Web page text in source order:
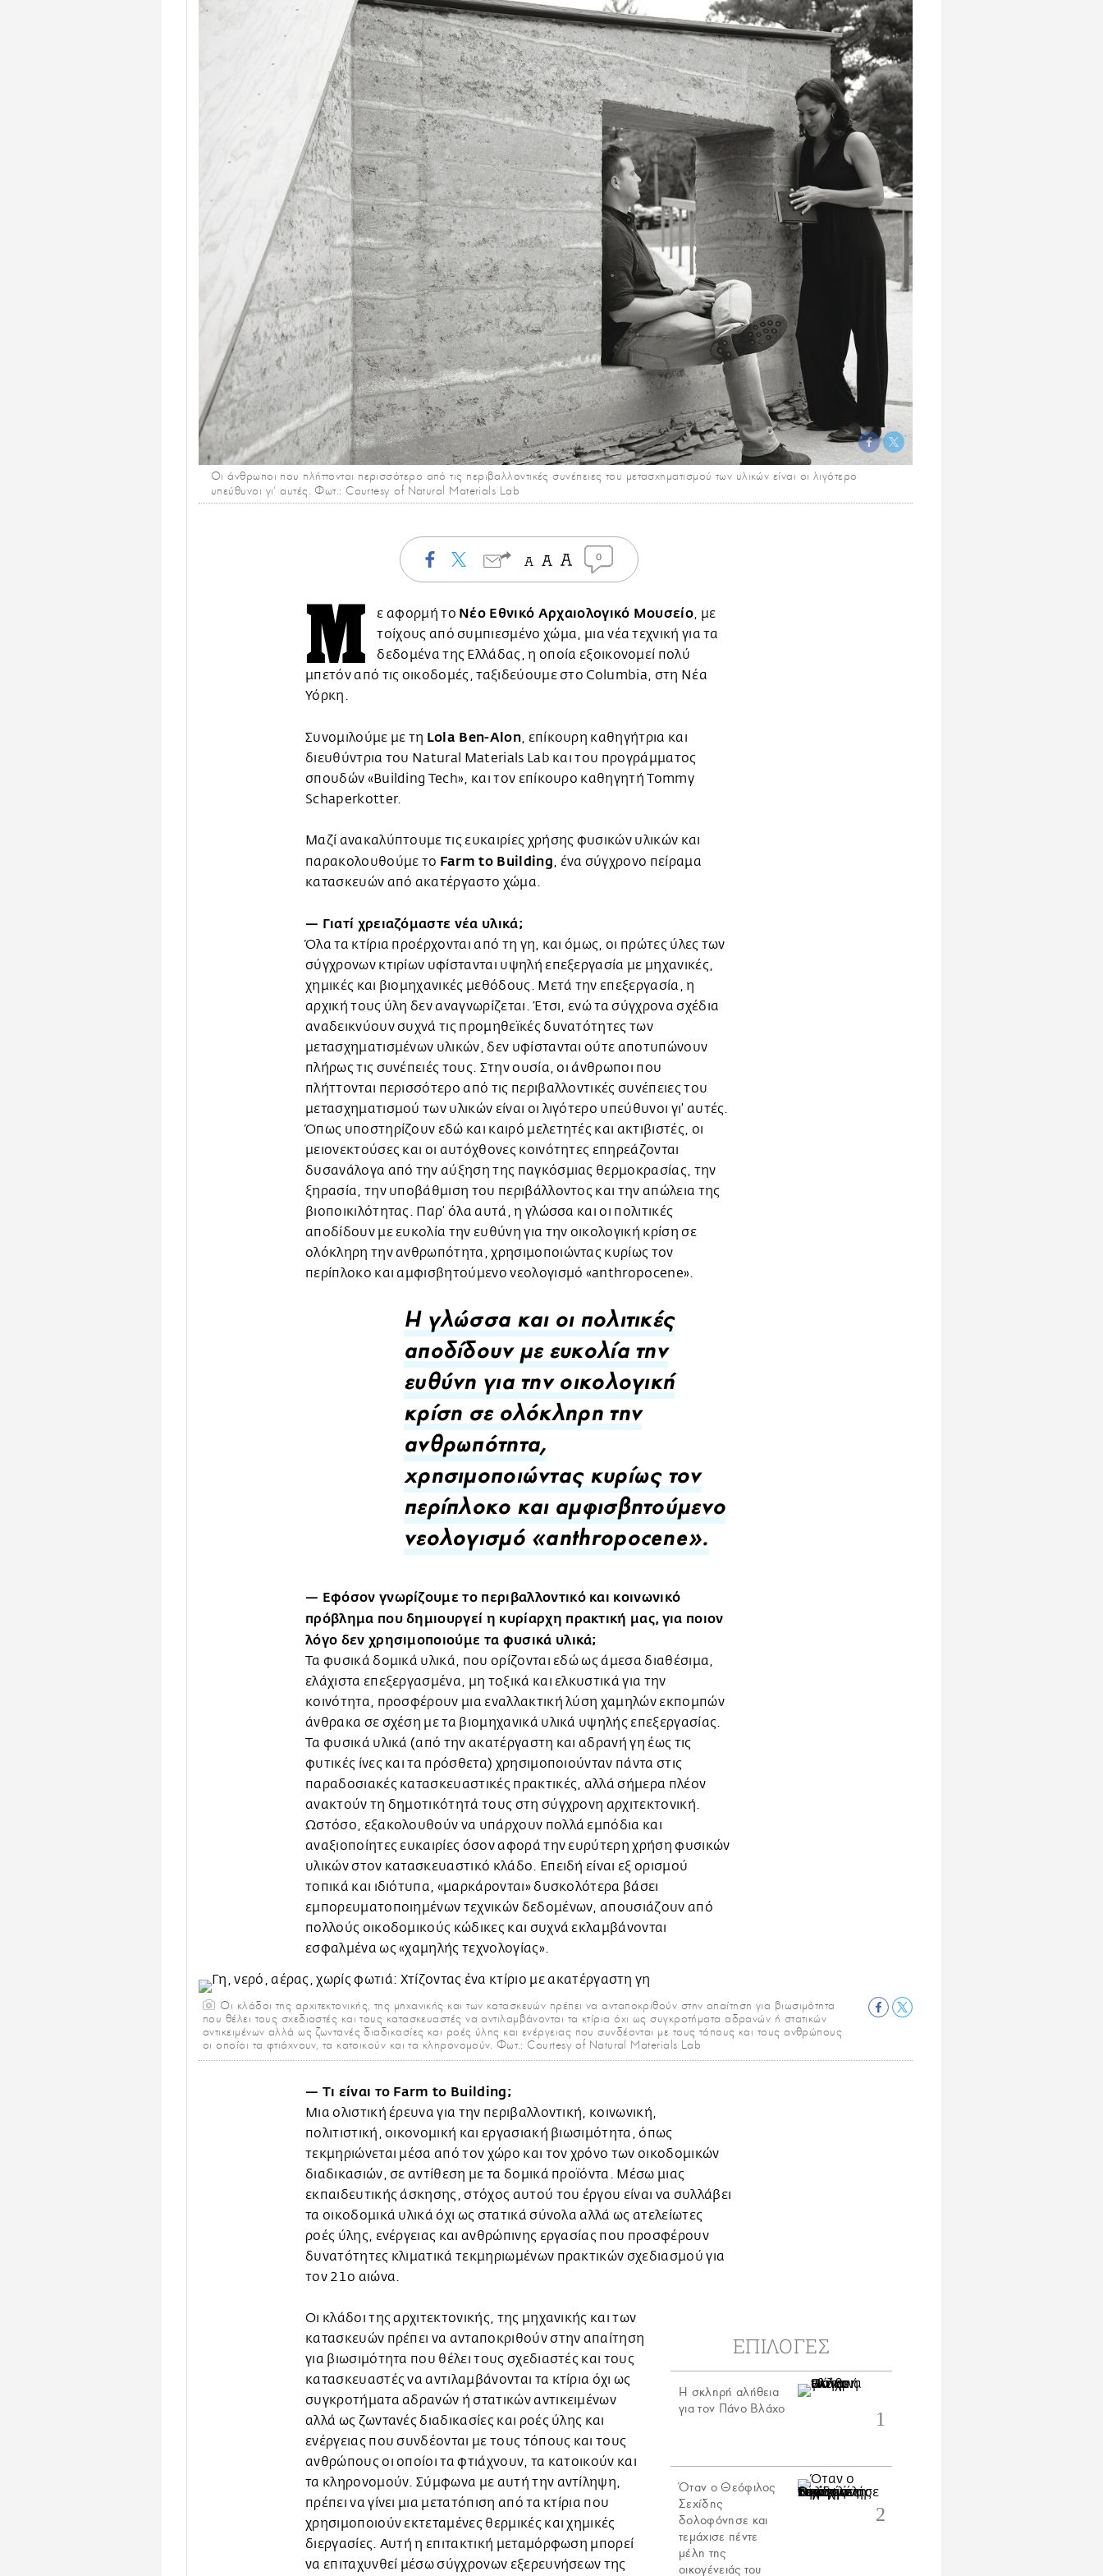
Οι άνθρωποι που πλήττονται περισσότερο από τις περιβαλλοντικές συνέπειες του μετασχηματισμού των υλικών είναι οι λιγότερο
υπεύθυνοι γι’ αυτές. Φωτ.: Courtesy of Natural Materials Lab
0
Μ ε αφορμή το Νέο Εθνικό Αρχαιολογικό Μουσείο, με
τοίχους από συμπιεσμένο χώμα, μια νέα τεχνική για τα
δεδομένα της Ελλάδας, η οποία εξοικονομεί πολύ
μπετόν από τις οικοδομές, ταξιδεύουμε στο Columbia, στη Νέα
Υόρκη.
Συνομιλούμε με τη Lola Ben-Alon, επίκουρη καθηγήτρια και
διευθύντρια του Natural Materials Lab και του προγράμματος
σπουδών «Building Tech», και τον επίκουρο καθηγητή Tommy
Schaperkotter.
Μαζί ανακαλύπτουμε τις ευκαιρίες χρήσης φυσικών υλικών και
παρακολουθούμε το Farm to Building, ένα σύγχρονο πείραμα
κατασκευών από ακατέργαστο χώμα.
— Γιατί χρειαζόμαστε νέα υλικά;
Όλα τα κτίρια προέρχονται από τη γη, και όμως, οι πρώτες ύλες των
σύγχρονων κτιρίων υφίστανται υψηλή επεξεργασία με μηχανικές,
χημικές και βιομηχανικές μεθόδους. Μετά την επεξεργασία, η
αρχική τους ύλη δεν αναγνωρίζεται. Έτσι, ενώ τα σύγχρονα σχέδια
αναδεικνύουν συχνά τις προμηθεϊκές δυνατότητες των
μετασχηματισμένων υλικών, δεν υφίστανται ούτε αποτυπώνουν
πλήρως τις συνέπειές τους. Στην ουσία, οι άνθρωποι που
πλήττονται περισσότερο από τις περιβαλλοντικές συνέπειες του
μετασχηματισμού των υλικών είναι οι λιγότερο υπεύθυνοι γι’ αυτές.
Όπως υποστηρίζουν εδώ και καιρό μελετητές και ακτιβιστές, οι
μειονεκτούσες και οι αυτόχθονες κοινότητες επηρεάζονται
δυσανάλογα από την αύξηση της παγκόσμιας θερμοκρασίας, την
ξηρασία, την υποβάθμιση του περιβάλλοντος και την απώλεια της
βιοποικιλότητας. Παρ’ όλα αυτά, η γλώσσα και οι πολιτικές
αποδίδουν με ευκολία την ευθύνη για την οικολογική κρίση σε
ολόκληρη την ανθρωπότητα, χρησιμοποιώντας κυρίως τον
περίπλοκο και αμφισβητούμενο νεολογισμό «anthropocene».
Η γλώσσα και οι πολιτικές
αποδίδουν με ευκολία την
ευθύνη για την οικολογική
κρίση σε ολόκληρη την
ανθρωπότητα,
χρησιμοποιώντας κυρίως τον
περίπλοκο και αμφισβητούμενο
νεολογισμό «anthropocene».
— Εφόσον γνωρίζουμε το περιβαλλοντικό και κοινωνικό
πρόβλημα που δημιουργεί η κυρίαρχη πρακτική μας, για ποιον
λόγο δεν χρησιμοποιούμε τα φυσικά υλικά;
Τα φυσικά δομικά υλικά, που ορίζονται εδώ ως άμεσα διαθέσιμα,
ελάχιστα επεξεργασμένα, μη τοξικά και ελκυστικά για την
κοινότητα, προσφέρουν μια εναλλακτική λύση χαμηλών εκπομπών
άνθρακα σε σχέση με τα βιομηχανικά υλικά υψηλής επεξεργασίας.
Τα φυσικά υλικά (από την ακατέργαστη και αδρανή γη έως τις
φυτικές ίνες και τα πρόσθετα) χρησιμοποιούνταν πάντα στις
παραδοσιακές κατασκευαστικές πρακτικές, αλλά σήμερα πλέον
ανακτούν τη δημοτικότητά τους στη σύγχρονη αρχιτεκτονική.
Ωστόσο, εξακολουθούν να υπάρχουν πολλά εμπόδια και
αναξιοποίητες ευκαιρίες όσον αφορά την ευρύτερη χρήση φυσικών
υλικών στον κατασκευαστικό κλάδο. Επειδή είναι εξ ορισμού
τοπικά και ιδιότυπα, «μαρκάρονται» δυσκολότερα βάσει
εμπορευματοποιημένων τεχνικών δεδομένων, απουσιάζουν από
πολλούς οικοδομικούς κώδικες και συχνά εκλαμβάνονται
εσφαλμένα ως «χαμηλής τεχνολογίας».
Οι κλάδοι της αρχιτεκτονικής, της μηχανικής και των κατασκευών πρέπει να ανταποκριθούν στην απαίτηση για βιωσιμότητα
που θέλει τους σχεδιαστές και τους κατασκευαστές να αντιλαμβάνονται τα κτίρια όχι ως συγκροτήματα αδρανών ή στατικών
αντικειμένων αλλά ως ζωντανές διαδικασίες και ροές ύλης και ενέργειας που συνδέονται με τους τόπους και τους ανθρώπους
οι οποίοι τα φτιάχνουν, τα κατοικούν και τα κληρονομούν. Φωτ.: Courtesy of Natural Materials Lab
— Τι είναι το Farm to Building;
Μια ολιστική έρευνα για την περιβαλλοντική, κοινωνική,
πολιτιστική, οικονομική και εργασιακή βιωσιμότητα, όπως
τεκμηριώνεται μέσα από τον χώρο και τον χρόνο των οικοδομικών
διαδικασιών, σε αντίθεση με τα δομικά προϊόντα. Μέσω μιας
εκπαιδευτικής άσκησης, στόχος αυτού του έργου είναι να συλλάβει
τα οικοδομικά υλικά όχι ως στατικά σύνολα αλλά ως ατελείωτες
ροές ύλης, ενέργειας και ανθρώπινης εργασίας που προσφέρουν
δυνατότητες κλιματικά τεκμηριωμένων πρακτικών σχεδιασμού για
τον 21ο αιώνα.
ΕΠΙΛΟΓΕΣ
H σκληρή αλήθεια
για τον Πάνο Βλάχο
Όταν ο Θεόφιλος
Σεχίδης
δολοφόνησε και
τεμάχισε πέντε
μέλη της
οικογένειάς του
Οι κλάδοι της αρχιτεκτονικής, της μηχανικής και των
κατασκευών πρέπει να ανταποκριθούν στην απαίτηση
για βιωσιμότητα που θέλει τους σχεδιαστές και τους
κατασκευαστές να αντιλαμβάνονται τα κτίρια όχι ως
συγκροτήματα αδρανών ή στατικών αντικειμένων
αλλά ως ζωντανές διαδικασίες και ροές ύλης και
ενέργειας που συνδέονται με τους τόπους και τους
ανθρώπους οι οποίοι τα φτιάχνουν, τα κατοικούν και
τα κληρονομούν. Σύμφωνα με αυτή την αντίληψη,
πρέπει να γίνει μια μετατόπιση από τα κτίρια που
χρησιμοποιούν εκτεταμένες θερμικές και χημικές
διεργασίες. Αυτή η επιτακτική μεταμόρφωση μπορεί
να επιταχυνθεί μέσω σύγχρονων εξερευνήσεων της